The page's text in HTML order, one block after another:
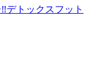
デトックスフット